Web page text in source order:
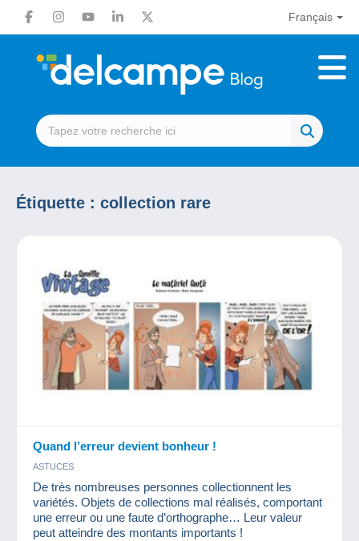
Français
Étiquette : collection rare
Quand l’erreur devient bonheur !
ASTUCES
De très nombreuses personnes collectionnent les
variétés. Objets de collections mal réalisés, comportant
une erreur ou une faute d’orthographe… Leur valeur
peut atteindre des montants importants !